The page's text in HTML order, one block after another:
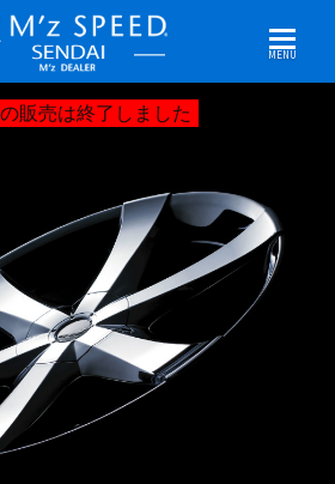
MENU
販売は終了しました